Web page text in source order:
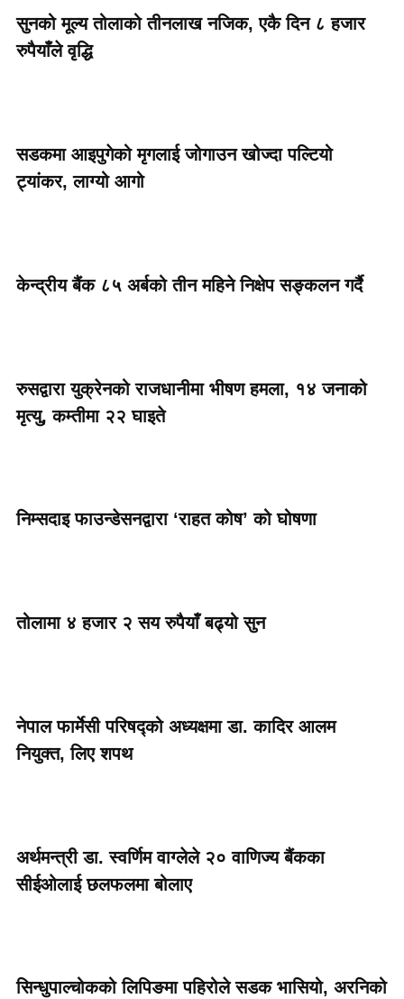
सुनको मूल्य तोलाको तीनलाख नजिक, एकै दिन ८ हजार
रुपैयाँले वृद्धि
सडकमा आइपुगेको मृगलाई जोगाउन खोज्दा पल्टियो
ट्यांकर, लाग्यो आगो
केन्द्रीय बैंक ८५ अर्बको तीन महिने निक्षेप सङ्कलन गर्दै
रुसद्वारा युक्रेनको राजधानीमा भीषण हमला, १४ जनाको
मृत्यु, कम्तीमा २२ घाइते
निम्सदाइ फाउन्डेसनद्वारा ‘राहत कोष’ को घोषणा
तोलामा ४ हजार २ सय रुपैयाँ बढ्यो सुन
नेपाल फार्मेसी परिषद्को अध्यक्षमा डा. कादिर आलम
नियुक्त, लिए शपथ
अर्थमन्त्री डा. स्वर्णिम वाग्लेले २० वाणिज्य बैंकका
सीईओलाई छलफलमा बोलाए
सिन्धुपाल्चोकको लिपिङमा पहिरोले सडक भासियो, अरनिको